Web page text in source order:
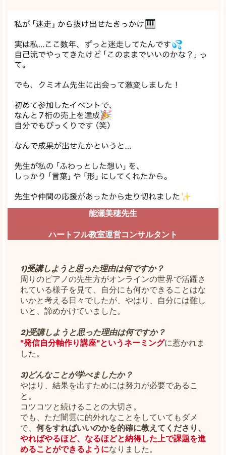
能瀬美穂先生
ハートフル教室運営コンサルタント
1)受講しようと思った理由は何ですか？
周りのピアノの先生方がオンラインの世界で活躍さ
れている様子を見て、自分にも何かできることはな
いかと考える日々でしたが、やはり、自分には難し
いと、諦めかけていました。
2)受講しようと思った理由は何ですか？
"発信自分軸作り講座"というネーミングに惹かれま
した。
3)どんなことが学べましたか？
やはり、結果を出すためには努力が必要であるこ
と。
コツコツと続けることの大切さ。
でも、ただ闇雲に的外れなことをしていてもダメ
で、 何をすればいいのかを的確に教えてくださり、
やればやるほど、なるほどと納得した上で課題を進
めることができるようになりました。